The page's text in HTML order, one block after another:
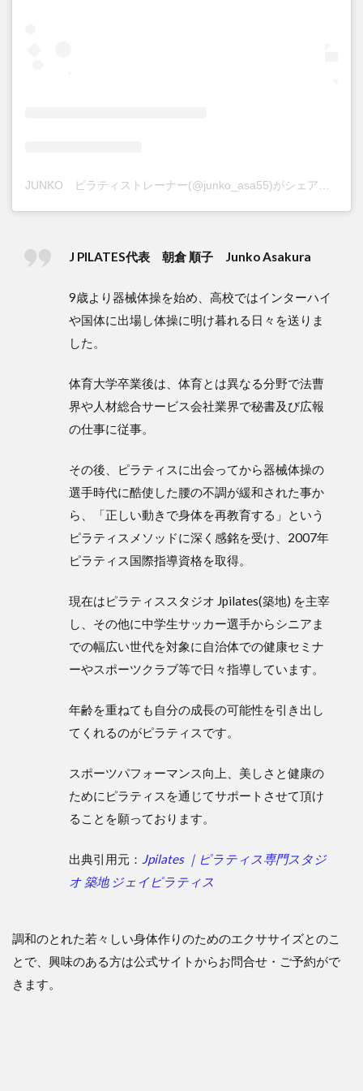
JUNKO ピラティストレーナー(@junko_asa55)がシェアした投稿
J PILATES代表 朝倉 順子 Junko Asakura
9歳より器械体操を始め、高校ではインターハイ
や国体に出場し体操に明け暮れる日々を送りま
した。
体育大学卒業後は、体育とは異なる分野で法曹
界や人材総合サービス会社業界で秘書及び広報
の仕事に従事。
その後、ピラティスに出会ってから器械体操の
選手時代に酷使した腰の不調が緩和された事か
ら、「正しい動きで身体を再教育する」という
ピラティスメソッドに深く感銘を受け、2007年
ピラティス国際指導資格を取得。
現在はピラティススタジオ Jpilates(築地) を主宰
し、その他に中学生サッカー選手からシニアま
での幅広い世代を対象に自治体での健康セミナ
ーやスポーツクラブ等で日々指導しています。
年齢を重ねても自分の成長の可能性を引き出し
てくれるのがピラティスです。
スポーツパフォーマンス向上、美しさと健康の
ためにピラティスを通じてサポートさせて頂け
ることを願っております。
出典引用元： Jpilates ｜ピラティス専門スタジ
オ 築地 ジェイピラティス
調和のとれた若々しい身体作りのためのエクササイズとのこ
とで、興味のある方は公式サイトからお問合せ・ご予約がで
きます。